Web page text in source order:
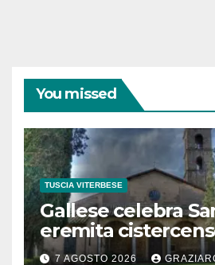
You missed
TUSCIA VITERBESE
Gallese celebra
eremita
secolo
7 AGOSTO 2026